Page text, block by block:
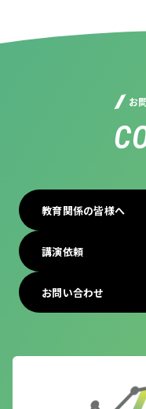
お
教育関係の皆様へ
講演依頼
お問い合わせ